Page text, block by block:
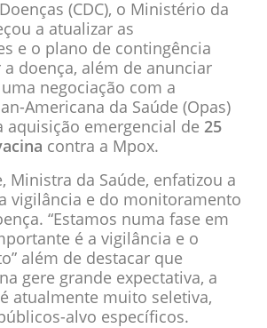
(CDC), o Ministério da
a atualizar as
e o plano de contingência
doença, além de anunciar
negociação com a
Americana da Saúde (Opas)
aquisição emergencial de 25
contra a Mpox.
Ministra da Saúde, enfatizou a
vigilância e do monitoramento
“Estamos numa fase em
é a vigilância e o
além de destacar que
gere grande expectativa, a
atualmente muito seletiva,
alvo específicos.